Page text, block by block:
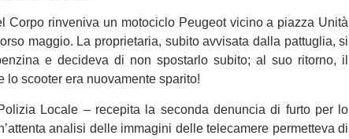
Corpo rinveniva un motociclo Peugeot vicino a piazza Unità
maggio. La proprietaria, subito avvisata dalla pattuglia, si
e decideva di non spostarlo subito; al suo ritorno, il
lo scooter era nuovamente sparito!
Locale – recepita la seconda denuncia di furto per lo
analisi delle immagini delle telecamere permetteva di